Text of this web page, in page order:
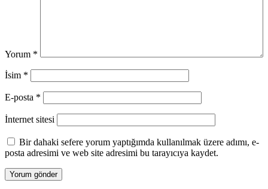
Yorum *
İsim *
E-posta *
İnternet sitesi
Bir dahaki sefere yorum yaptığımda kullanılmak üzere adımı, e-
posta adresimi ve web site adresimi bu tarayıcıya kaydet.